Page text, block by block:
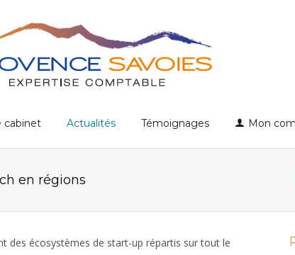
cabinet Actualités Témoignages Mon
en régions
des écosystèmes de start-up répartis sur tout le